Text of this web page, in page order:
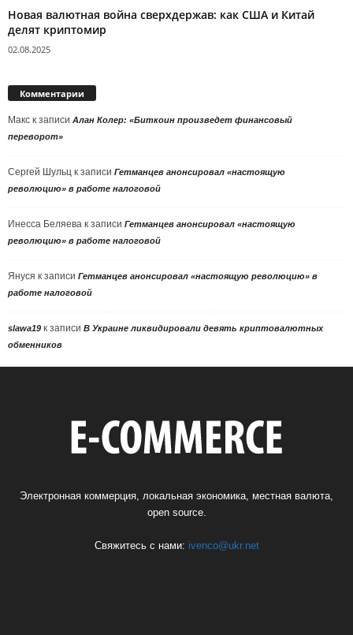
Новая валютная война сверхдержав: как США и Китай
делят криптомир
02.08.2025
Комментарии
Макс к записи Алан Колер: «Биткоин произведет финансовый
переворот»
Сергей Шульц к записи Гетманцев анонсировал «настоящую
революцию» в работе налоговой
Инесса Беляева к записи Гетманцев анонсировал «настоящую
революцию» в работе налоговой
Януся к записи Гетманцев анонсировал «настоящую революцию» в
работе налоговой
slawa19 к записи В Украине ликвидировали девять криптовалютных
обменников
Электронная коммерция, локальная экономика, местная валюта,
open source.
Свяжитесь с нами: ivenco@ukr.net